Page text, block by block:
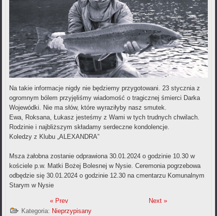
Na takie informacje nigdy nie będziemy przygotowani. 23 stycznia z
ogromnym bólem przyjęliśmy wiadomość o tragicznej śmierci Darka
Wojewódki. Nie ma słów, które wyraziłyby nasz smutek.
Ewa, Roksana, Łukasz jesteśmy z Wami w tych trudnych chwilach.
Rodzinie i najbliższym składamy serdeczne kondolencje.
Koledzy z Klubu „ALEXANDRA”
Msza żałobna zostanie odprawiona 30.01.2024 o godzinie 10.30 w
kościele p.w. Matki Bożej Bolesnej w Nysie. Ceremonia pogrzebowa
odbędzie się 30.01.2024 o godzinie 12.30 na cmentarzu Komunalnym
Starym w Nysie
« Prev
Next »
Kategoria: Nieprzypisany